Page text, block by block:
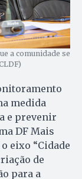
a comunidade se
medida
e prevenir
DF Mais
eixo “Cidade
de
para a